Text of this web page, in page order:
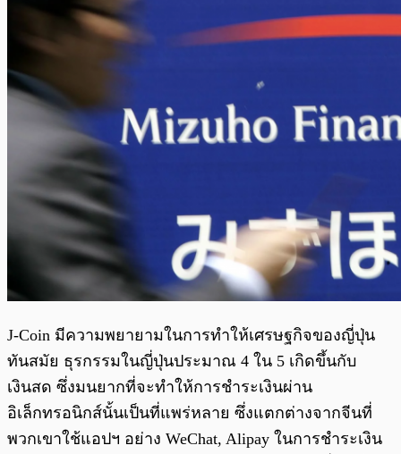
J-Coin มีความพยายามในการทำให้เศรษฐกิจของญี่ปุ่น
ทันสมัย ธุรกรรมในญี่ปุ่นประมาณ 4 ใน 5 เกิดขึ้นกับ
เงินสด ซึ่งมนยากที่จะทำให้การชำระเงินผ่าน
อิเล็กทรอนิกส์นั้นเป็นที่แพร่หลาย ซึ่งแตกต่างจากจีนที่
พวกเขาใช้แอปฯ อย่าง WeChat, Alipay ในการชำระเงิน